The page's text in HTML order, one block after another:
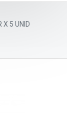
X 5 UNID